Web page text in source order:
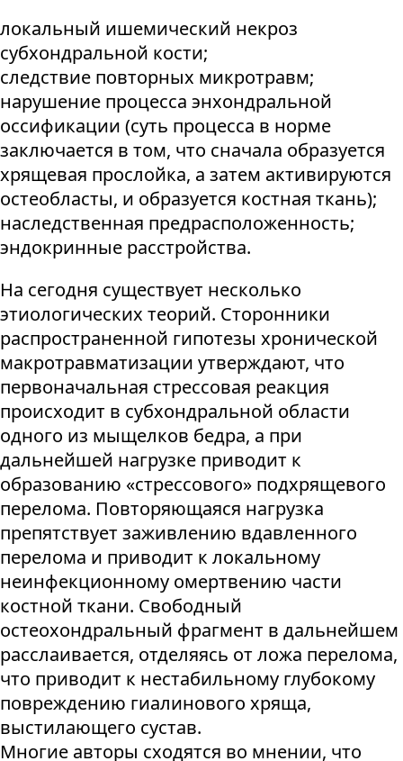
локальный ишемический некроз
субхондральной кости;
следствие повторных микротравм;
нарушение процесса энхондральной
оссификации (суть процесса в норме
заключается в том, что сначала образуется
хрящевая прослойка, а затем активируются
остеобласты, и образуется костная ткань);
наследственная предрасположенность;
эндокринные расстройства.
На сегодня существует несколько
этиологических теорий. Сторонники
распространенной гипотезы хронической
макротравматизации утверждают, что
первоначальная стрессовая реакция
происходит в субхондральной области
одного из мыщелков бедра, а при
дальнейшей нагрузке приводит к
образованию «стрессового» подхрящевого
перелома. Повторяющаяся нагрузка
препятствует заживлению вдавленного
перелома и приводит к локальному
неинфекционному омертвению части
костной ткани. Свободный
остеохондральный фрагмент в дальнейшем
расслаивается, отделяясь от ложа перелома,
что приводит к нестабильному глубокому
повреждению гиалинового хряща,
выстилающего сустав.
Многие авторы сходятся во мнении, что